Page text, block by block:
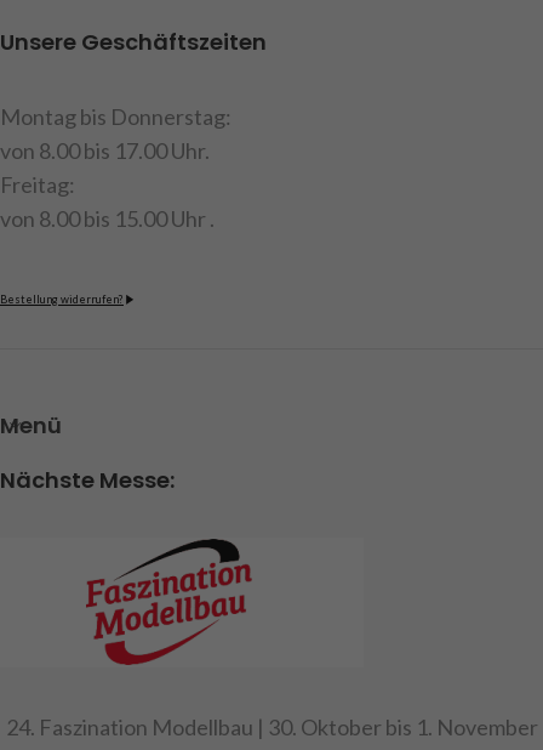
Art.Nr. 907369
Unsere Geschäftszeiten
Montag bis Donnerstag:
von 8.00 bis 17.00 Uhr.
Freitag:
von 8.00 bis 15.00 Uhr .
Bestellung widerrufen?
Menü
Nächste Messe:
24. Faszination Modellbau | 30. Oktober bis 1. November